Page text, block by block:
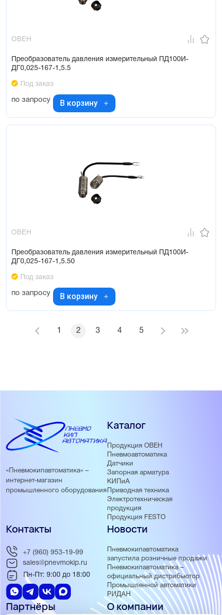
ОВЕН
Преобразователь давления измерительный ПД100И-
ДГ0,025-167-1,5.5
Под заказ
по запросу В корзину
ОВЕН
Преобразователь давления измерительный ПД100И-
ДГ0,025-167-1,5.50
Под заказ
по запросу В корзину
1 2 3 4 5
«Пневмокипавтоматика» –
интернет-магазин
промышленного оборудования
Каталог
Продукция ОВЕН
Пневмоавтоматика
Датчики
Запорная арматура
КИПиА
Приводная техника
Электротехническая
продукция
Продукция FESTO
Новости
Пневмокипавтоматика
запустила розничные продажи
Пневмокипавтоматика –
официальный дистрибьютор
Промышленной автоматики
РИДАН
Партнёры О компании
Контакты
+7 (960) 953-19-99
sales@pnevmokip.ru
Пн-Пт: 9:00 до 18:00